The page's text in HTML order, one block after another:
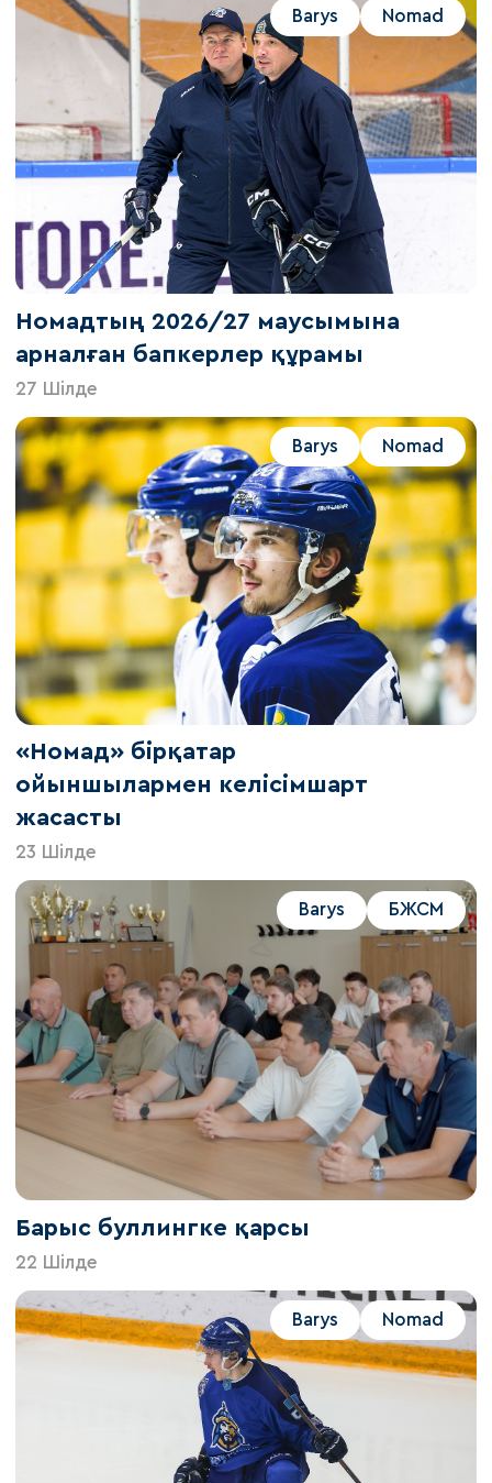
Barys Nomad
Номадтың 2026/27 маусымына
арналған бапкерлер құрамы
27 Шілде
Barys Nomad
«Номад» бірқатар
ойыншылармен келісімшарт
жасасты
23 Шілде
Barys БЖСМ
Барыс буллингке қарсы
22 Шілде
Barys Nomad